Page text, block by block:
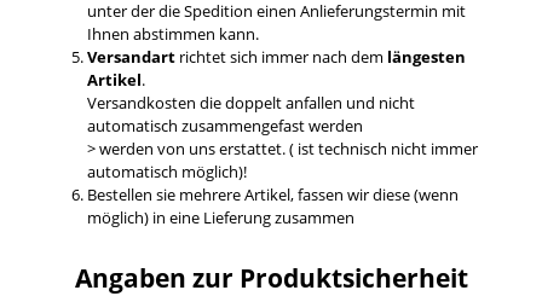
unter der die Spedition einen Anlieferungstermin mit
Ihnen abstimmen kann.
Versandartrichtet sich immer nach dem längesten
Artikel.
Versandkosten die doppelt anfallen und nicht
automatisch zusammengefast werden
> werden von uns erstattet. ( ist technisch nicht immer
automatisch möglich)!
Bestellen sie mehrere Artikel, fassen wir diese (wenn
möglich) in eine Lieferung zusammen
Angaben zur Produktsicherheit